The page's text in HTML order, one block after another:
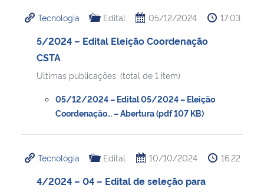
Tecnologia Edital 05/12/2024 17:03
5/2024 – Edital Eleição Coordenação
CSTA
Ultimas publicações: (total de 1 item)
05/12/2024 – Edital 05/2024 – Eleição
Coordenação… – Abertura (pdf 107 KB)
Tecnologia Edital 10/10/2024 16:22
4/2024 – 04 – Edital de seleção para